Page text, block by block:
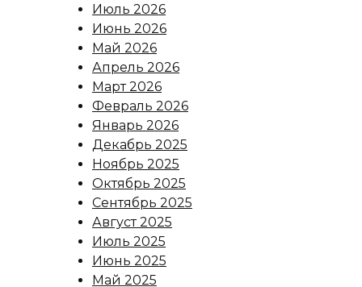
Июль 2026
Июнь 2026
Май 2026
Апрель 2026
Март 2026
Февраль 2026
Январь 2026
Декабрь 2025
Ноябрь 2025
Октябрь 2025
Сентябрь 2025
Август 2025
Июль 2025
Июнь 2025
Май 2025